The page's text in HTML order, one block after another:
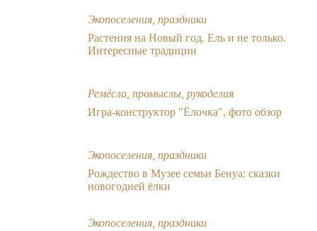
Экопоселения, праздники
Растения на Новый год. Ель и не только.
Интересные традиции
Ремёсла, промыслы, рукоделия
Игра-конструктор "Ёлочка", фото обзор
Экопоселения, праздники
Рождество в Музее семьи Бенуа: cказки
новогодней ёлки
Экопоселения, праздники